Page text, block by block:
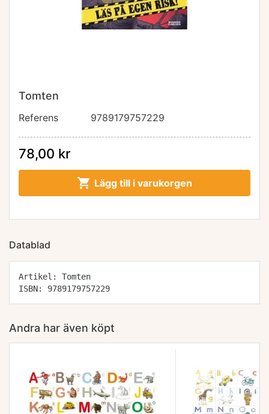
Tomten
Referens 9789179757229
78,00 kr
 Lägg till i varukorgen
Datablad
Artikel: Tomten
ISBN: 9789179757229
Andra har även köpt